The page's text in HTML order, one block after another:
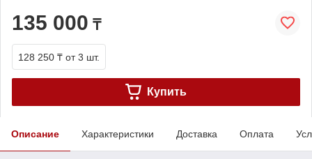
135 000 ₸
128 250 ₸ от 3 шт.
Купить
Описание Характеристики Доставка Оплата